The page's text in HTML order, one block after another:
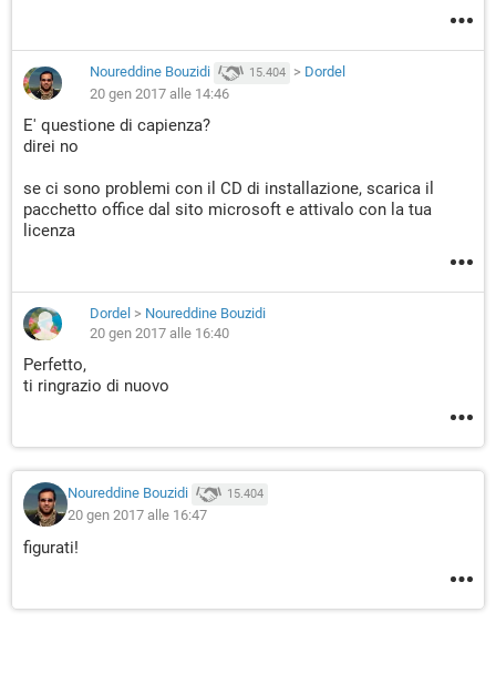
Noureddine Bouzidi 15.404 > Dordel
20 gen 2017 alle 14:46
E' questione di capienza?
direi no
se ci sono problemi con il CD di installazione, scarica il
pacchetto office dal sito microsoft e attivalo con la tua
licenza
Dordel > Noureddine Bouzidi
20 gen 2017 alle 16:40
Perfetto,
ti ringrazio di nuovo
Noureddine Bouzidi 15.404
20 gen 2017 alle 16:47
figurati!